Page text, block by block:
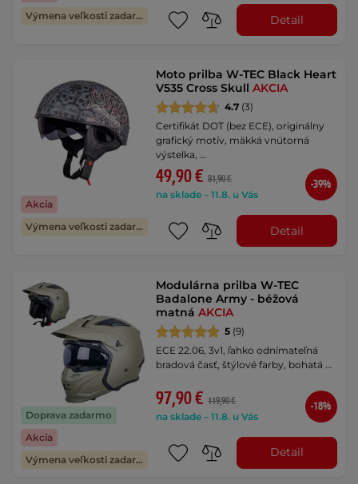
Výmena veľkosti zadarmo
Detail
Akcia
Výmena veľkosti zadarmo
Moto prilba W-TEC Black Heart
V535 Cross SkullAKCIA
4.7 (3)
Certifikát DOT (bez ECE), originálny
grafický motív, mäkká vnútorná
výstelka, …
49,90 € 81,90 €
na sklade – 11.8. u Vás
-39%
Detail
Doprava zadarmo
Akcia
Výmena veľkosti zadarmo
Modulárna prilba W-TEC
Badalone Army - béžová
matnáAKCIA
5 (9)
ECE 22.06, 3v1, ľahko odnímateľná
bradová časť, štýlové farby, bohatá …
97,90 € 119,90 €
na sklade – 11.8. u Vás
-18%
Detail